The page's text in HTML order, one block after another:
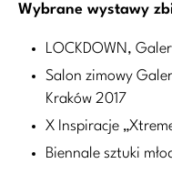
Wybrane wystawy
LOCKDOWN,
Salon zimowy
Kraków 2017
X Inspiracje
Biennale sztuki